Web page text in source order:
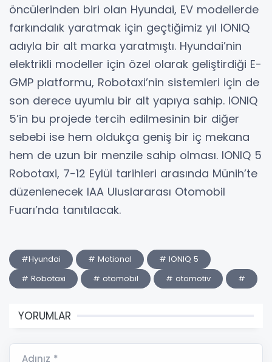
öncülerinden biri olan Hyundai, EV modellerde
farkındalık yaratmak için geçtiğimiz yıl IONIQ
adıyla bir alt marka yaratmıştı. Hyundai’nin
elektrikli modeller için özel olarak geliştirdiği E-
GMP platformu, Robotaxi’nin sistemleri için de
son derece uyumlu bir alt yapıya sahip. IONIQ
5’in bu projede tercih edilmesinin bir diğer
sebebi ise hem oldukça geniş bir iç mekana
hem de uzun bir menzile sahip olması. IONIQ 5
Robotaxi, 7-12 Eylül tarihleri arasında Münih’te
düzenlenecek IAA Uluslararası Otomobil
Fuarı’nda tanıtılacak.
#Hyundai # Motional
# IONIQ 5
# Robotaxi
# otomobil # otomotiv #
YORUMLAR
Adınız *